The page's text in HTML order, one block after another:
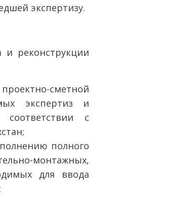
экспертизу.
реконструкции
сметной
экспертиз и
с
полного
монтажных,
для ввода